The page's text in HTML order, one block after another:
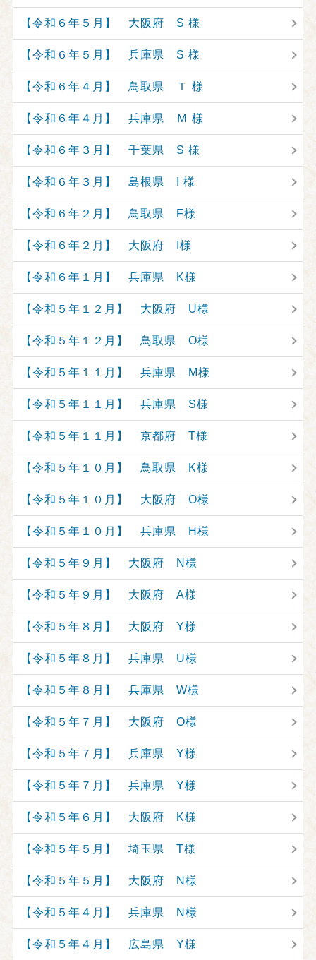
【令和６年５月】 大阪府 S 様
【令和６年５月】 兵庫県 S 様
【令和６年４月】 鳥取県 Ｔ 様
【令和６年４月】 兵庫県 Ｍ 様
【令和６年３月】 千葉県 S 様
【令和６年３月】 島根県 I 様
【令和６年２月】 鳥取県 F様
【令和６年２月】 大阪府 I様
【令和６年１月】 兵庫県 K様
【令和５年１２月】 大阪府 U様
【令和５年１２月】 鳥取県 O様
【令和５年１１月】 兵庫県 M様
【令和５年１１月】 兵庫県 S様
【令和５年１１月】 京都府 T様
【令和５年１０月】 鳥取県 K様
【令和５年１０月】 大阪府 O様
【令和５年１０月】 兵庫県 H様
【令和５年９月】 大阪府 N様
【令和５年９月】 大阪府 A様
【令和５年８月】 大阪府 Y様
【令和５年８月】 兵庫県 U様
【令和５年８月】 兵庫県 W様
【令和５年７月】 大阪府 O様
【令和５年７月】 兵庫県 Y様
【令和５年７月】 兵庫県 Y様
【令和５年６月】 大阪府 K様
【令和５年５月】 埼玉県 T様
【令和５年５月】 大阪府 N様
【令和５年４月】 兵庫県 N様
【令和５年４月】 広島県 Y様